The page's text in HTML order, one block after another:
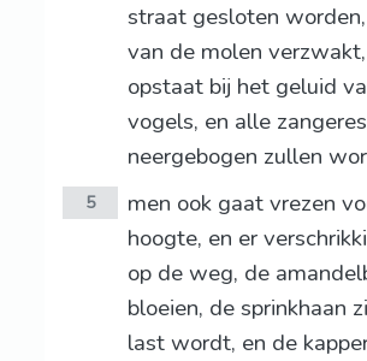
straat gesloten
van de molen
opstaat bij het geluid
vogels, en alle
neergebogen zullen
5
men ook gaat vrezen
hoogte, en er
op de weg, de
bloeien, de sprinkhaan
last wordt, en de